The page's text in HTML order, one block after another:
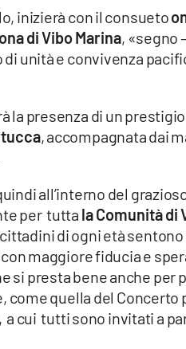
inizierà con il consueto
di Vibo Marina, «segno
unità e convivenza
la presenza di un
, accompagnata dai
all’interno del
per tutta la Comunità di
di ogni età
maggiore fiducia e
si presta bene anche
quella del Concerto
a cui tutti sono invitati a